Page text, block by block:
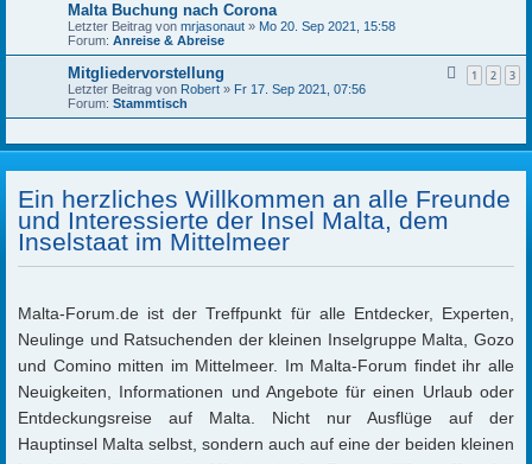
Malta Buchung nach Corona
Letzter Beitrag von mrjasonaut » Mo 20. Sep 2021, 15:58
Forum: Anreise & Abreise
Mitgliedervorstellung 1 2 3
Letzter Beitrag von Robert » Fr 17. Sep 2021, 07:56
Forum: Stammtisch
Ein herzliches Willkommen an alle Freunde
und Interessierte der Insel Malta, dem
Inselstaat im Mittelmeer
Malta-Forum.de ist der Treffpunkt für alle Entdecker, Experten,
Neulinge und Ratsuchenden der kleinen Inselgruppe Malta, Gozo
und Comino mitten im Mittelmeer. Im Malta-Forum findet ihr alle
Neuigkeiten, Informationen und Angebote für einen Urlaub oder
Entdeckungsreise auf Malta. Nicht nur Ausflüge auf der
Hauptinsel Malta selbst, sondern auch auf eine der beiden kleinen